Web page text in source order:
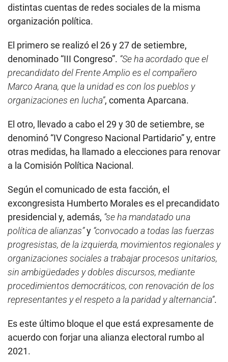
distintas cuentas de redes sociales de la misma
organización política.
El primero se realizó el 26 y 27 de setiembre,
denominado “III Congreso”. “Se ha acordado que el
precandidato del Frente Amplio es el compañero
Marco Arana, que la unidad es con los pueblos y
organizaciones en lucha”, comenta Aparcana.
El otro, llevado a cabo el 29 y 30 de setiembre, se
denominó “IV Congreso Nacional Partidario” y, entre
otras medidas, ha llamado a elecciones para renovar
a la Comisión Política Nacional.
Según el comunicado de esta facción, el
excongresista Humberto Morales es el precandidato
presidencial y, además, “se ha mandatado una
política de alianzas”y “convocado a todas las fuerzas
progresistas, de la izquierda, movimientos regionales y
organizaciones sociales a trabajar procesos unitarios,
sin ambigüedades y dobles discursos, mediante
procedimientos democráticos, con renovación de los
representantes y el respeto a la paridad y alternancia”.
Es este último bloque el que está expresamente de
acuerdo con forjar una alianza electoral rumbo al
2021.